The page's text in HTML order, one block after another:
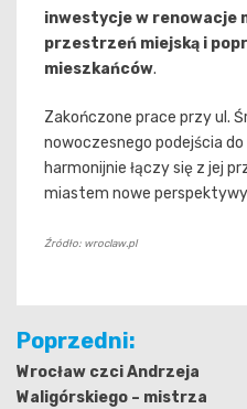
inwestycje w renowacje
przestrzeń miejską i
mieszkańców.
Zakończone prace przy ul.
nowoczesnego podejścia
harmonijnie łączy się z jej
miastem nowe perspektywy
Źródło: wroclaw.pl
Nawigacja
wpisu
Poprzedni:
Wrocław czci Andrzeja
Waligórskiego – mistrza